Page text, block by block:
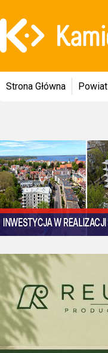
Strona Główna Powiat